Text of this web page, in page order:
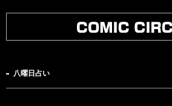
八曜日占い